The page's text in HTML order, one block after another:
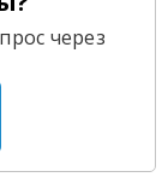
через